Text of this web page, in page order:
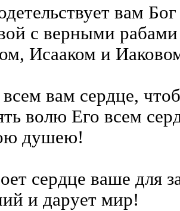
вам
с верными
Исааком и
вам сердце,
волю Его всем
душею!
сердце ваше для
и дарует мир!